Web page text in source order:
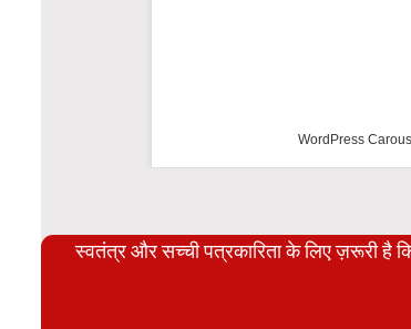
WordPress
स्वतंत्र और सच्ची पत्रकारिता के लिए ज़रूरी है